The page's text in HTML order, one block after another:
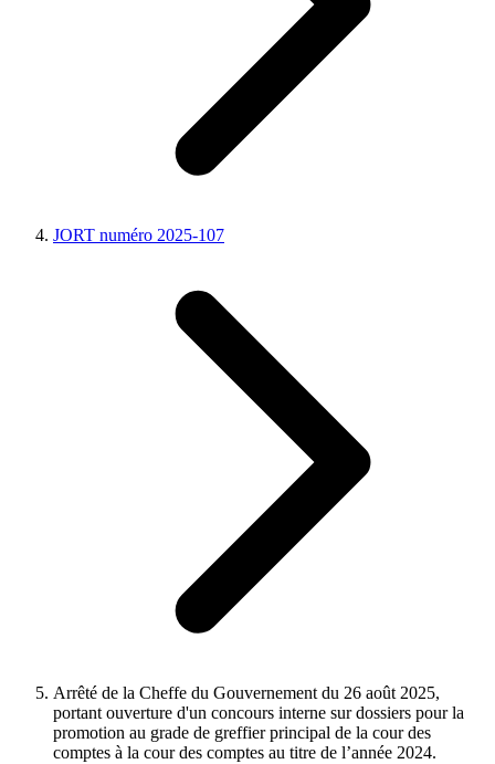
JORT numéro 2025-107
Arrêté de la Cheffe du Gouvernement du 26 août 2025,
portant ouverture d'un concours interne sur dossiers pour la
promotion au grade de greffier principal de la cour des
comptes à la cour des comptes au titre de l’année 2024.